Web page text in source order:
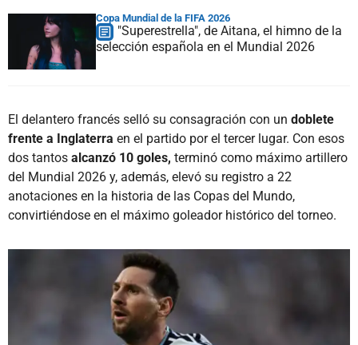
Copa Mundial de la FIFA 2026
"Superestrella", de Aitana, el himno de la
selección española en el Mundial 2026
El delantero francés selló su consagración con un doblete
frente a Inglaterra en el partido por el tercer lugar. Con esos
dos tantos alcanzó 10 goles, terminó como máximo artillero
del Mundial 2026 y, además, elevó su registro a 22
anotaciones en la historia de las Copas del Mundo,
convirtiéndose en el máximo goleador histórico del torneo.